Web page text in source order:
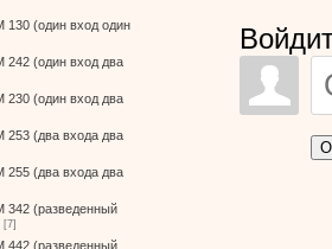
130 (один вход один
242 (один вход два
230 (один вход два
253 (два входа два
255 (два входа два
342 (разведенный
[7]
442 (разведенный